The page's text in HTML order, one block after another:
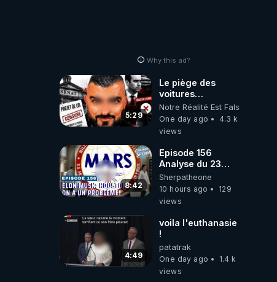
Why this ad?
5:29
Le piège des
voitures
électriques se
referme sur les
usagers !
Notre Réalité Est Falsifiée Et
One day ago
4.3 k
views
8:42
Episode 156
Analyse du 23
février 2025 Elon
Musk : Houston ,
on a un problème
Sherpatheone
10 hours ago
129
views
4:49
voila l'euthanasie
!
patatrak
One day ago
1.4 k
views